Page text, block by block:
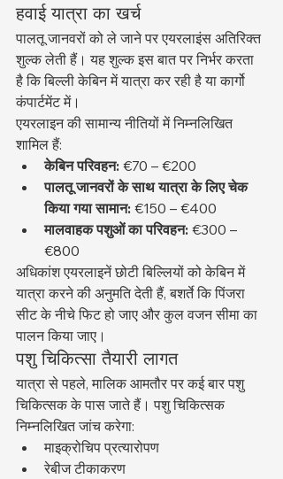
हवाई यात्रा का खर्च
पालतू जानवरों को ले जाने पर एयरलाइंस अतिरिक्त
शुल्क लेती हैं। यह शुल्क इस बात पर निर्भर करता
है कि बिल्ली केबिन में यात्रा कर रही है या कार्गो
कंपार्टमेंट में।
एयरलाइन की सामान्य नीतियों में निम्नलिखित
शामिल हैं:
केबिन परिवहन: €70 – €200
पालतू जानवरों के साथ यात्रा के लिए चेक
किया गया सामान: €150 – €400
मालवाहक पशुओं का परिवहन: €300 –
€800
अधिकांश एयरलाइनें छोटी बिल्लियों को केबिन में
यात्रा करने की अनुमति देती हैं, बशर्ते कि पिंजरा
सीट के नीचे फिट हो जाए और कुल वजन सीमा का
पालन किया जाए।
पशु चिकित्सा तैयारी लागत
यात्रा से पहले, मालिक आमतौर पर कई बार पशु
चिकित्सक के पास जाते हैं। पशु चिकित्सक
निम्नलिखित जांच करेगा:
माइक्रोचिप प्रत्यारोपण
रेबीज टीकाकरण